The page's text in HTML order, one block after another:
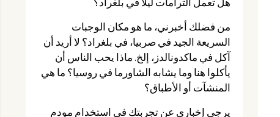
من فضلك أخبرني، ما هو مكان الوجبات
السريعة الجيد في صربيا، في بلغراد؟ لا أريد أن
آكل في ماكدونالدز، إلخ. ماذا يحب الناس أن
يأكلوا هنا وما يشابه الشاورما في روسيا؟ ما هي
المنشآت أو الأطباق؟
يرجى إخباري عن تجربتك في استخدام مودم